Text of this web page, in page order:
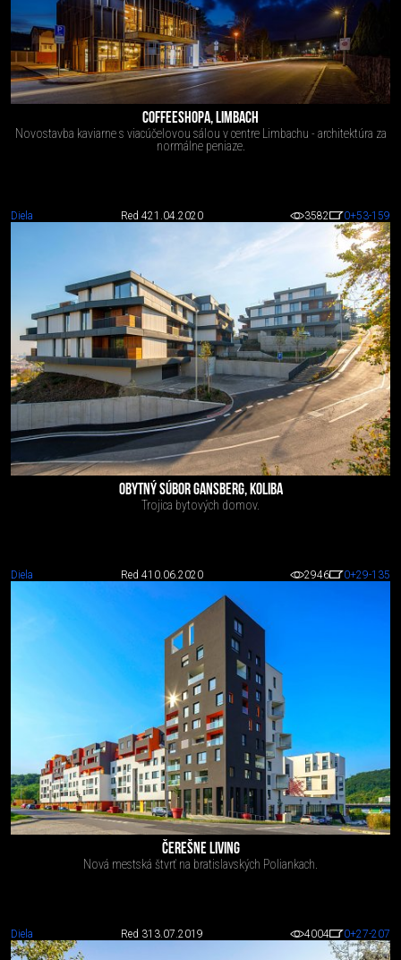
COFFEESHOPA, LIMBACH
Novostavba kaviarne s viacúčelovou sálou v centre Limbachu - architektúra za
normálne peniaze.
Diela Red 421.04.2020 3582 0+53-159
OBYTNÝ SÚBOR GANSBERG, KOLIBA
Trojica bytových domov.
Diela Red 410.06.2020 2946 0+29-135
ČEREŠNE LIVING
Nová mestská štvrť na bratislavských Poliankach.
Diela Red 313.07.2019 4004 0+27-207